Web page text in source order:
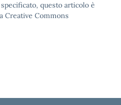
questo articolo è
Creative Commons